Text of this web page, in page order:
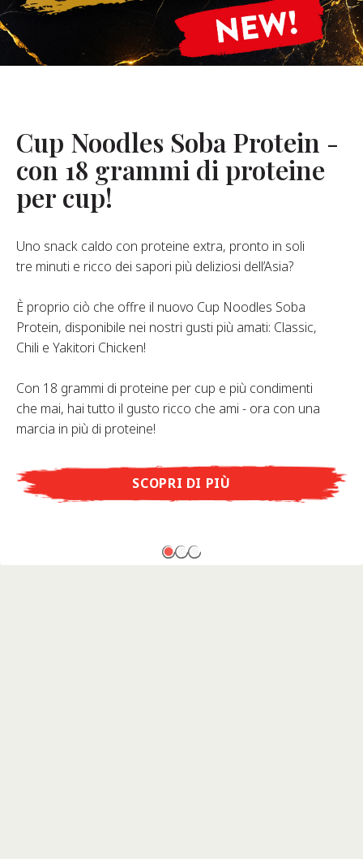
Siamo
Fondatore
Cup Noodles Soba Protein -
con 18 grammi di proteine
per cup!
Uno snack caldo con proteine extra, pronto in soli
tre minuti e ricco dei sapori più deliziosi dell’Asia?
È proprio ciò che offre il nuovo Cup Noodles Soba
Protein, disponibile nei nostri gusti più amati: Classic,
Chili e Yakitori Chicken!
Con 18 grammi di proteine per cup e più condimenti
che mai, hai tutto il gusto ricco che ami - ora con una
marcia in più di proteine!
SCOPRI DI PIÙ